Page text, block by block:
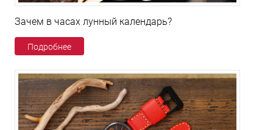
Зачем в часах лунный календарь?
Подробнее